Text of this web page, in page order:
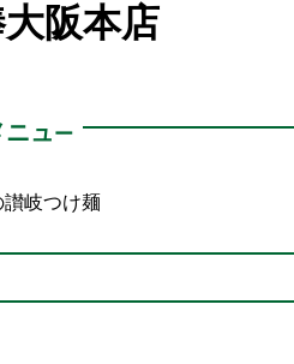
阪本店
ュー
岐つけ麺